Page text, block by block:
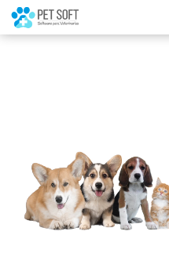
query failed, Table
Query: /*qc=on*/ select * from